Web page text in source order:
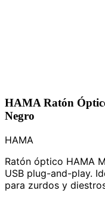
HAMA Ratón
Negro
HAMA
Ratón óptico HAMA
USB plug-and-play.
para zurdos y